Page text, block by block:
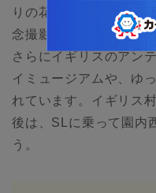
りの花々でデザインさ
念撮影がSNS映えしま
さらにイギリスのアン
イミュージアムや、ゆ
れています。イギリス
後は、SLに乗って園内
う。